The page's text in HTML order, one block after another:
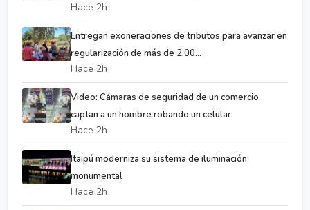
Hace 2h
Entregan exoneraciones de tributos para avanzar en
regularización de más de 2.00...
Hace 2h
Video: Cámaras de seguridad de un comercio
captan a un hombre robando un celular
Hace 2h
Itaipú moderniza su sistema de iluminación
monumental
Hace 2h